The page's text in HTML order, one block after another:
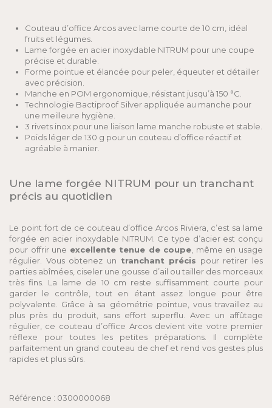
Couteau d’office Arcos avec lame courte de 10 cm, idéal
fruits et légumes.
Lame forgée en acier inoxydable NITRUM pour une coupe
précise et durable.
Forme pointue et élancée pour peler, équeuter et détailler
avec précision.
Manche en POM ergonomique, résistant jusqu’à 150 °C.
Technologie Bactiproof Silver appliquée au manche pour
une meilleure hygiène.
3 rivets inox pour une liaison lame manche robuste et stable.
Poids léger de 130 g pour un couteau d’office réactif et
agréable à manier.
Une lame forgée NITRUM pour un tranchant
précis au quotidien
Le point fort de ce couteau d’office Arcos Riviera, c’est sa lame
forgée en acier inoxydable NITRUM. Ce type d’acier est conçu
pour offrir une excellente tenue de coupe , même en usage
régulier. Vous obtenez un tranchant précis pour retirer les
parties abîmées, ciseler une gousse d’ail ou tailler des morceaux
très fins. La lame de 10 cm reste suffisamment courte pour
garder le contrôle, tout en étant assez longue pour être
polyvalente. Grâce à sa géométrie pointue, vous travaillez au
plus près du produit, sans effort superflu. Avec un affûtage
régulier, ce couteau d’office Arcos devient vite votre premier
réflexe pour toutes les petites préparations. Il complète
parfaitement un grand couteau de chef et rend vos gestes plus
rapides et plus sûrs.
Référence : 0300000068